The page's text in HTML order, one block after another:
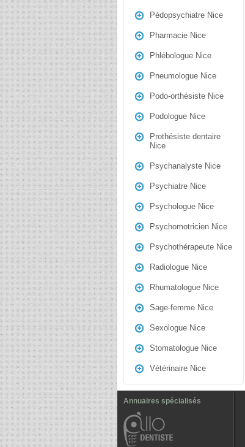
Pédopsychiatre Nice
Pharmacie Nice
Phlébologue Nice
Pneumologue Nice
Podo-orthésiste Nice
Podologue Nice
Prothésiste dentaire
Nice
Psychanalyste Nice
Psychiatre Nice
Psychologue Nice
Psychomotricien Nice
Psychothérapeute Nice
Radiologue Nice
Rhumatologue Nice
Sage-femme Nice
Sexologue Nice
Stomatologue Nice
Vétérinaire Nice
Annuaires spécialisés